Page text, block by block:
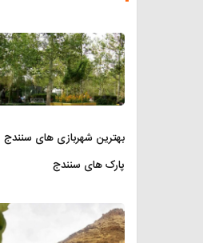
بهترین شهربازی های سنندج
پارک های سنندج